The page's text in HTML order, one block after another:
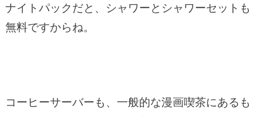
ナイトパックだと、シャワーとシャワーセットも
無料ですからね。
コーヒーサーバーも、一般的な漫画喫茶にあるも